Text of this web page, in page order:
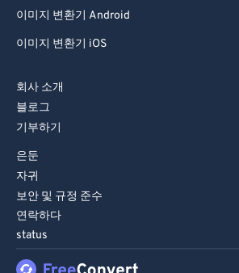
이미지 변환기 Android
이미지 변환기 iOS
회사 소개
블로그
기부하기
은둔
자귀
보안 및 규정 준수
연락하다
status